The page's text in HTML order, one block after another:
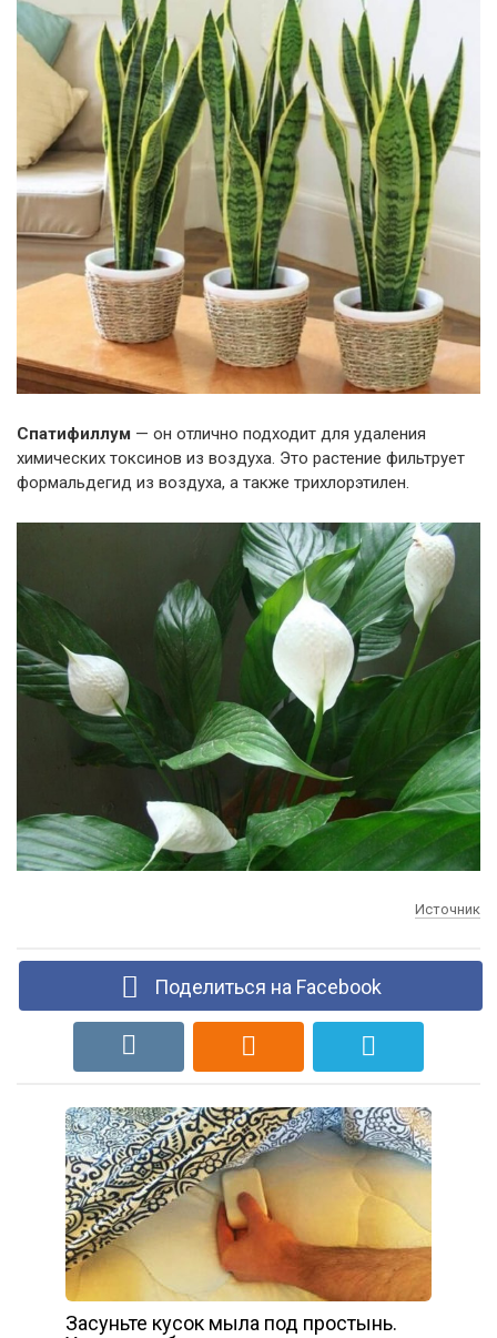
Спатифиллум — он отлично подходит для удаления
химических токсинов из воздуха. Это растение фильтрует
формальдегид из воздуха, а также трихлорэтилен.
Источник
Поделиться на Facebook
Засуньте кусок мыла под простынь.